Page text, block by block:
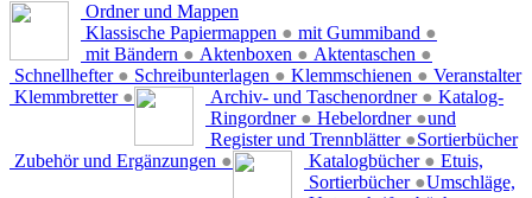
Ordner und Mappen
Klassische Papiermappen ● mit Gummiband ●
mit Bändern ● Aktenboxen ● Aktentaschen ●
Schnellhefter ● Schreibunterlagen ● Klemmschienen ●
Klemmbretter ●
Veranstalter
Archiv- und Taschenordner ●
Ringordner ● Hebelordner ●
Register und Trennblätter ●
Zubehör und Ergänzungen ●
Katalog-
und
Sortierbücher
Katalogbücher ●
Sortierbücher ●
Etuis,
Umschläge,